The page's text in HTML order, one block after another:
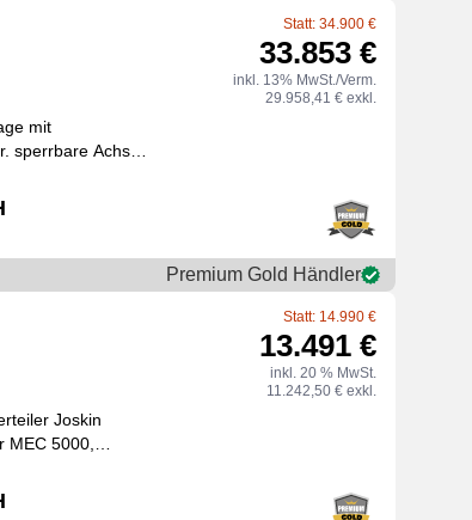
Statt: 34.900 €
33.853 €
inkl. 13% MwSt./Verm.
29.958,41 € exkl.
mit
sperrbare Achse,
Premium Gold Händler
Statt: 14.990 €
13.491 €
inkl. 20 % MwSt.
11.242,50 € exkl.
Joskin
MEC 5000,